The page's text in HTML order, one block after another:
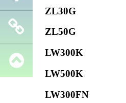
ZL30G
ZL50G
LW300K
LW500K
LW300FN
Facebook
Запчасти